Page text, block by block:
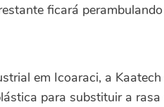
ficará
em Icoaraci, a
para substituir a